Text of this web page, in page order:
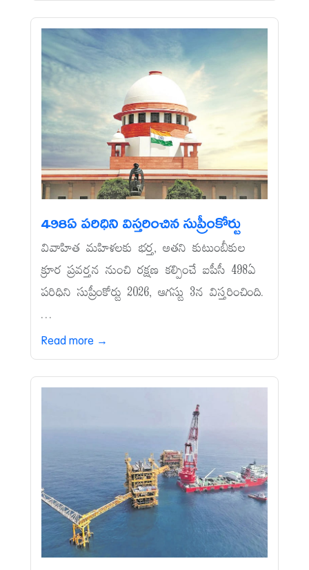
498ఏ పరిధిని విస్తరించిన సుప్రీంకోర్టు
వివాహిత మహిళలకు భర్త, అతని కుటుంబీకుల
క్రూర ప్రవర్తన నుంచి రక్షణ కల్పించే ఐపీసీ 498ఏ
పరిధిని సుప్రీంకోర్టు 2026, ఆగస్టు 3న విస్తరించింది.
...
Read more →